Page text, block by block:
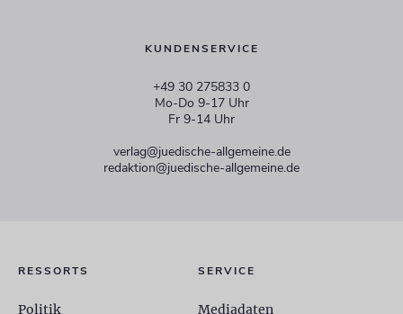
KUNDENSERVICE
+49 30 275833 0
Mo-Do 9-17 Uhr
Fr 9-14 Uhr
verlag@juedische-allgemeine.de
redaktion@juedische-allgemeine.de
RESSORTS
Politik
SERVICE
Mediadaten